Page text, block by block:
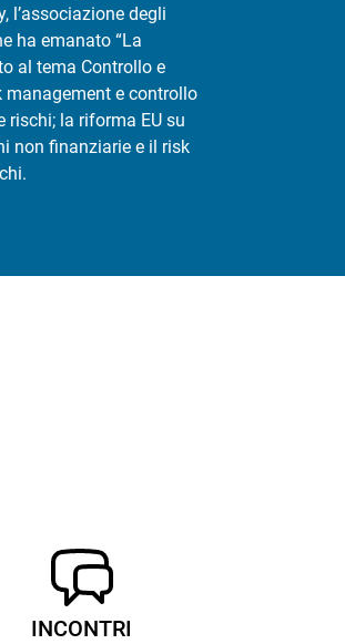
l’associazione degli
ha emanato “La
al tema Controllo e
e controllo
rischi; la riforma EU su
non finanziarie e il risk
INCONTRI